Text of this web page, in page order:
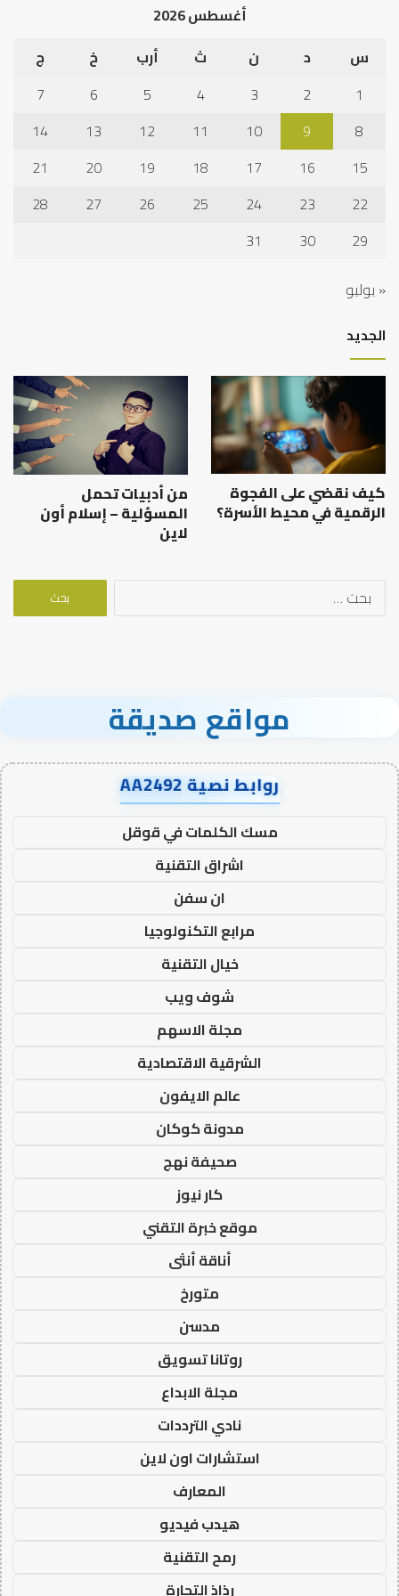
أغسطس 2026
س
د ن ث أرب خ
ج
1
2
3
4
5
6
7
8
9
10
11
12
13
14
15
16
17
18
19
20
21
22
23
24
25
26
27
28
29
30
31
« يوليو
الجديد
كيف نقضي على الفجوة
الرقمية في محيط الأسرة؟
من أدبيات تحمل
المسؤلية – إسلام أون
لاين
البحث
مواقع صديقة
روابط نصية AA2492
مسك الكلمات في قوقل
اشراق التقنية
ان سفن
مرابع التكنولوجيا
خيال التقنية
شوف ويب
مجلة الاسهم
الشرقية الاقتصادية
عالم الايفون
مدونة كوكان
صحيفة نهج
كار نيوز
موقع خبرة التقني
أناقة أنثى
متورخ
مدسن
روتانا تسويق
مجلة الابداع
نادي الترددات
استشارات اون لاين
المعارف
هيدب فيديو
رمح التقنية
رذاذ التجارة